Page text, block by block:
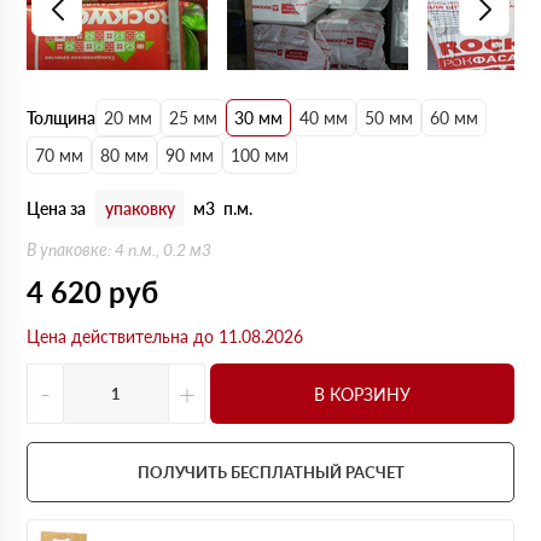
Толщина 20 мм 25 мм 30 мм 40 мм 50 мм
60 мм
70 мм
80 мм 90 мм 100 мм
Цена за упаковку м3 п.м.
В упаковке: 4 п.м., 0.2 м3
4 620 руб
Цена действительна до 11.08.2026
- + В КОРЗИНУ
ПОЛУЧИТЬ БЕСПЛАТНЫЙ РАСЧЕТ